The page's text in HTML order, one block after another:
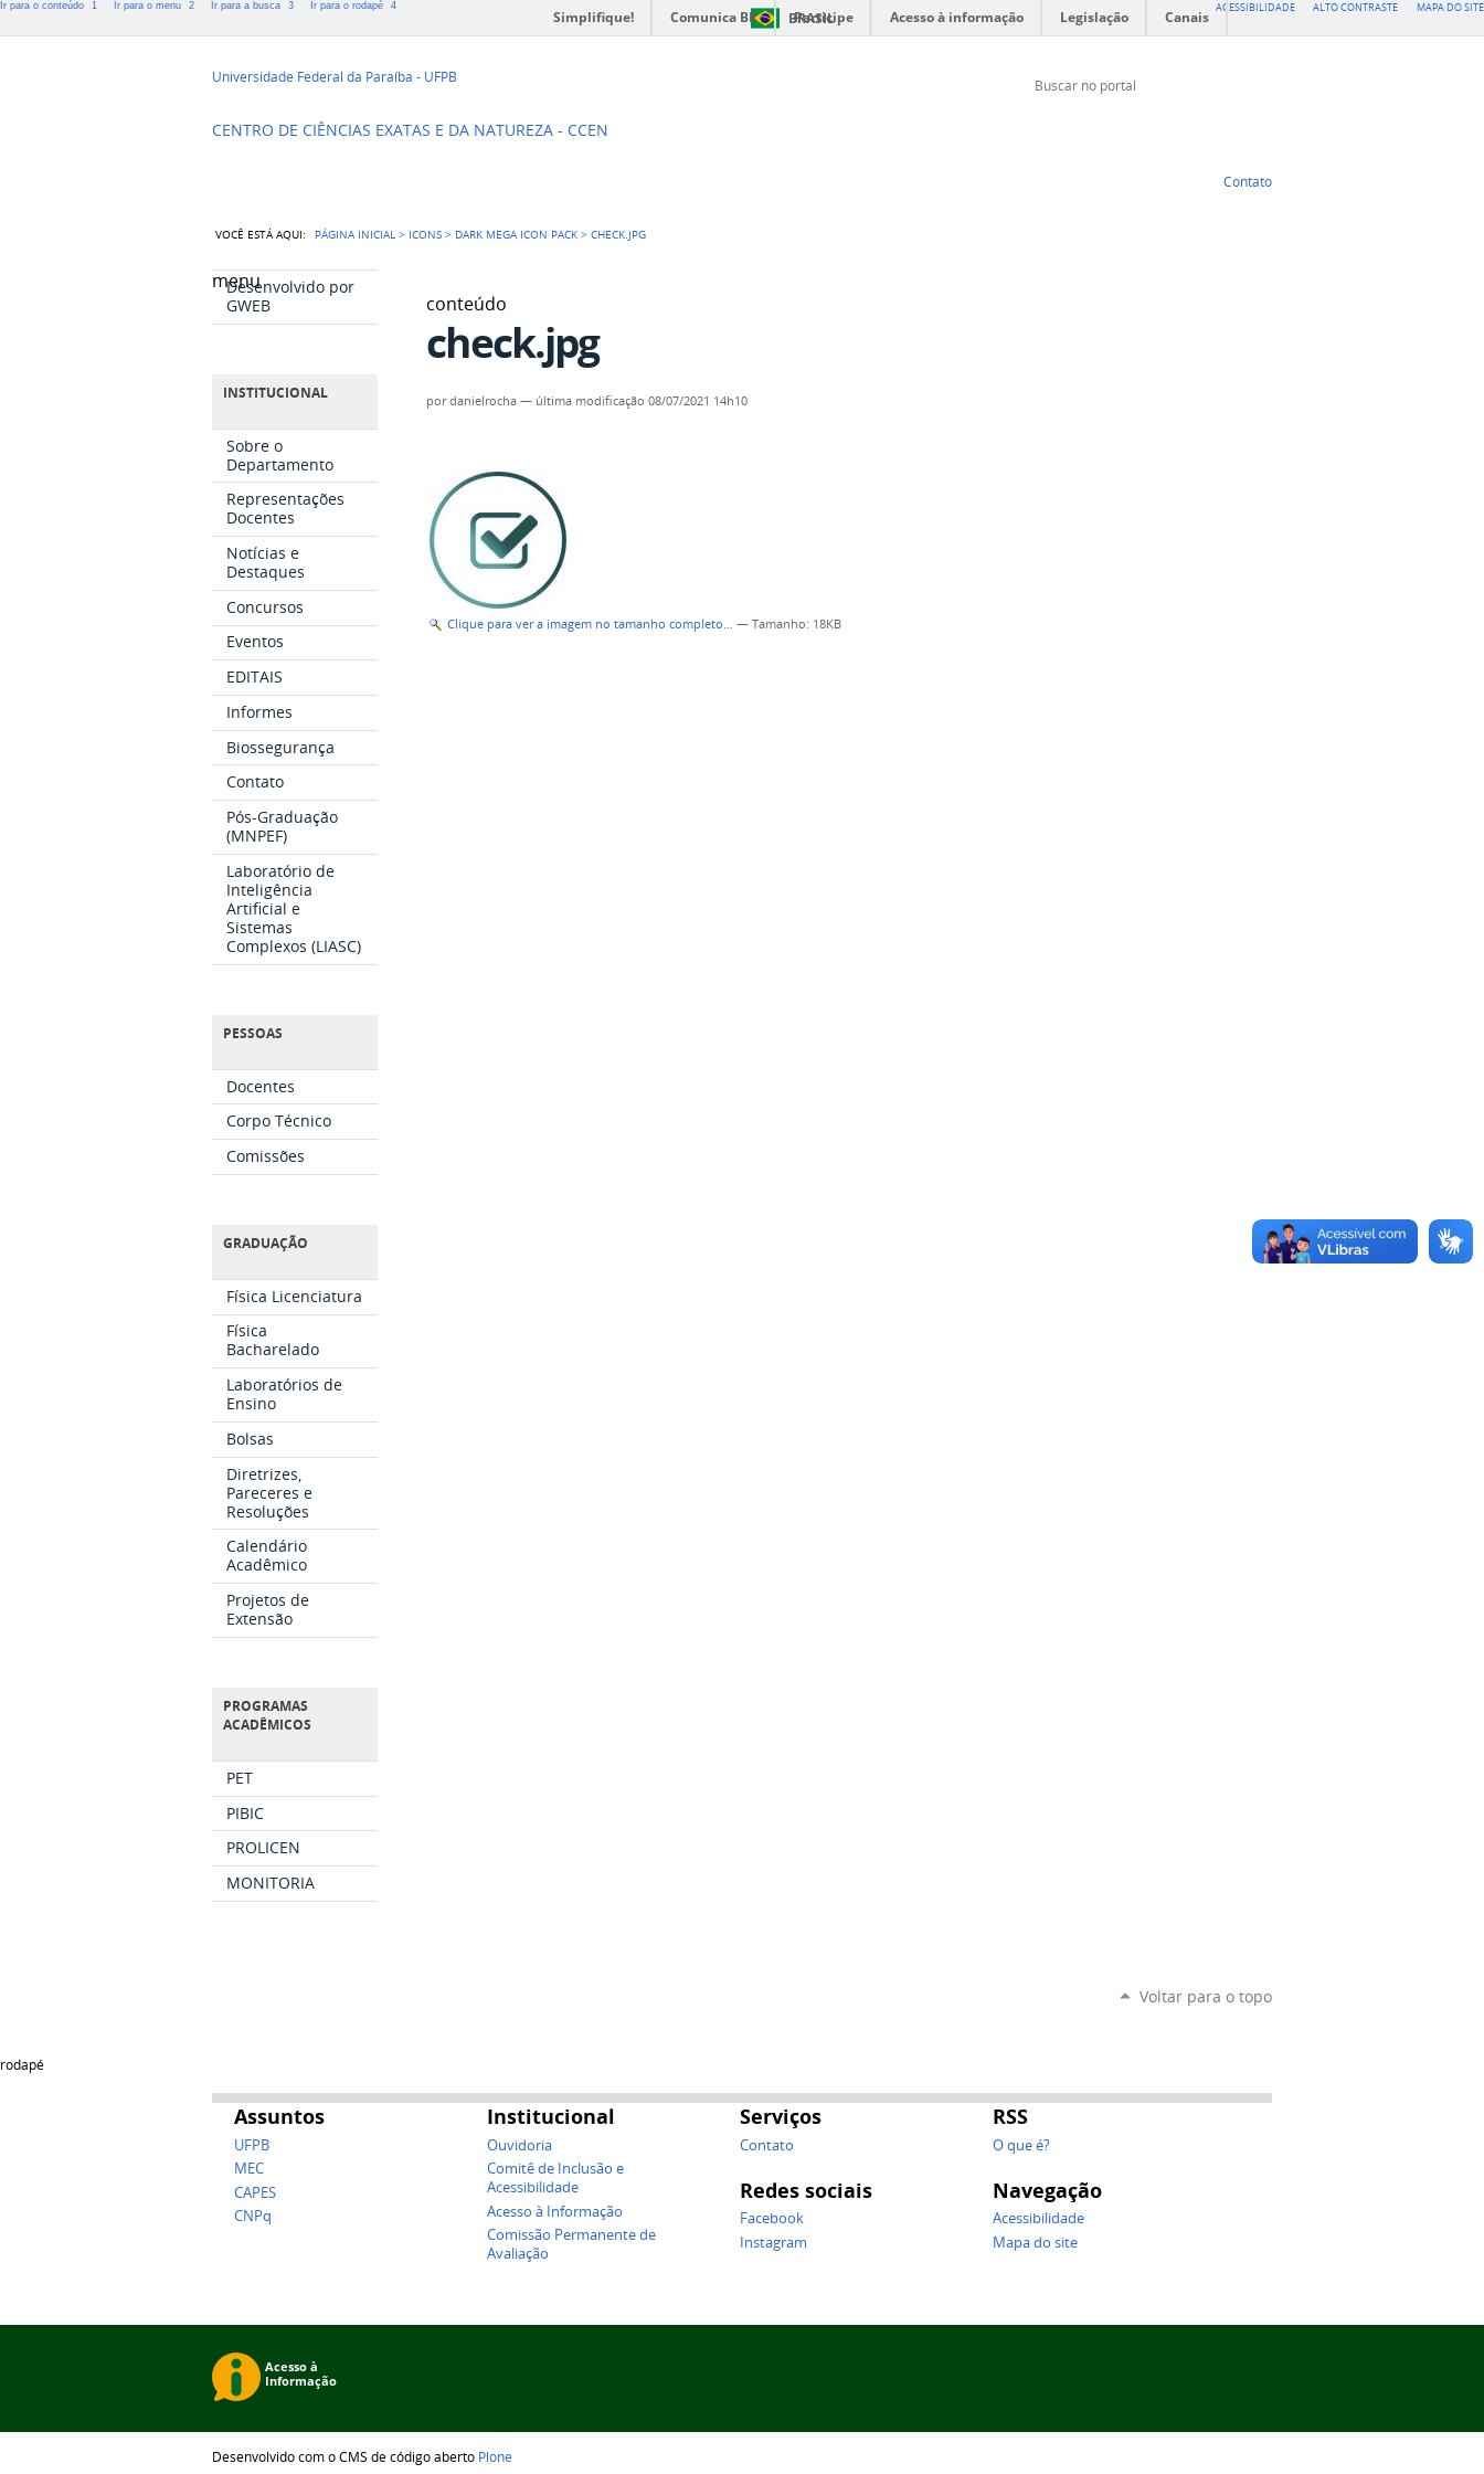
Ir para o conteúdo 1 Ir para o menu 2 Ir para a busca 3 Ir para o rodapé 4 ACESSIBILIDADE ALTO CONTRASTE MAPA DO SITE
BRASIL
Simplifique! Comunica BR Participe Acesso à informação Legislação Canais
Universidade Federal da Paraíba - UFPB
Departamento de Física
CENTRO DE CIÊNCIAS EXATAS E DA NATUREZA - CCEN
Buscar no portal
Contato
VOCÊ ESTÁ AQUI: PÁGINA INICIAL > ICONS > DARK MEGA ICON PACK >CHECK.JPG
menu
Desenvolvido por
GWEB
INSTITUCIONAL
Sobre o
Departamento
Representações
Docentes
Notícias e
Destaques
Concursos
Eventos
EDITAIS
Informes
Biossegurança
Contato
Pós-Graduação
(MNPEF)
Laboratório de
Inteligência
Artificial e
Sistemas
Complexos (LIASC)
PESSOAS
Docentes
Corpo Técnico
Comissões
GRADUAÇÃO
Física Licenciatura
Física
Bacharelado
Laboratórios de
Ensino
Bolsas
Diretrizes,
Pareceres e
Resoluções
Calendário
Acadêmico
Projetos de
Extensão
PROGRAMAS
ACADÊMICOS
PET
PIBIC
PROLICEN
MONITORIA
conteúdo
check.jpg
pordanielrocha — última modificação 08/07/2021 14h10
Clique para ver a imagem no tamanho completo… —Tamanho: 18KB
Voltar para o topo
rodapé
Assuntos
UFPB
MEC
CAPES
CNPq
Institucional
Ouvidoria
Comitê de Inclusão e
Acessibilidade
Acesso à Informação
Comissão Permanente de
Avaliação
Serviços
Contato
Redes sociais
Facebook
Instagram
RSS
O que é?
Navegação
Acessibilidade
Mapa do site
Desenvolvido com o CMS de código aberto Plone